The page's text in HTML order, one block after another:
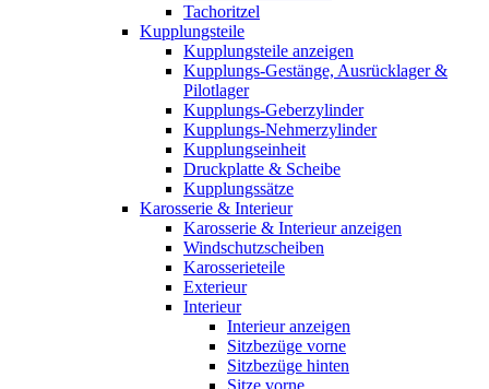
Tachoritzel
Kupplungsteile
Kupplungsteile anzeigen
Kupplungs-Gestänge, Ausrücklager &
Pilotlager
Kupplungs-Geberzylinder
Kupplungs-Nehmerzylinder
Kupplungseinheit
Druckplatte & Scheibe
Kupplungssätze
Karosserie & Interieur
Karosserie & Interieur anzeigen
Windschutzscheiben
Karosserieteile
Exterieur
Interieur
Interieur anzeigen
Sitzbezüge vorne
Sitzbezüge hinten
Sitze vorne